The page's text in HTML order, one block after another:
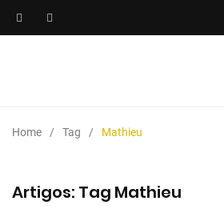
Home Tag Mathieu
Artigos: Tag Mathieu